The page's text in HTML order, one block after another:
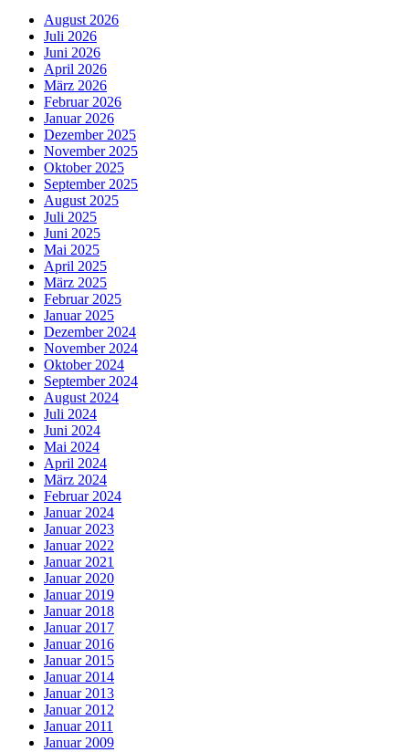
August 2026
Juli 2026
Juni 2026
April 2026
März 2026
Februar 2026
Januar 2026
Dezember 2025
November 2025
Oktober 2025
September 2025
August 2025
Juli 2025
Juni 2025
Mai 2025
April 2025
März 2025
Februar 2025
Januar 2025
Dezember 2024
November 2024
Oktober 2024
September 2024
August 2024
Juli 2024
Juni 2024
Mai 2024
April 2024
März 2024
Februar 2024
Januar 2024
Januar 2023
Januar 2022
Januar 2021
Januar 2020
Januar 2019
Januar 2018
Januar 2017
Januar 2016
Januar 2015
Januar 2014
Januar 2013
Januar 2012
Januar 2011
Januar 2009